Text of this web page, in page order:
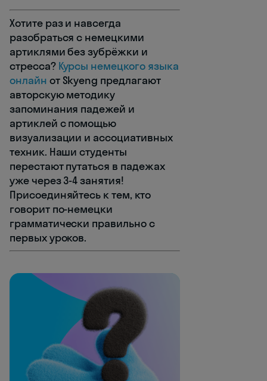
Хотите раз и навсегда
разобраться с немецкими
артиклями без зубрёжки и
стресса? Курсы немецкого языка
онлайн от Skyeng предлагают
авторскую методику
запоминания падежей и
артиклей с помощью
визуализации и ассоциативных
техник. Наши студенты
перестают путаться в падежах
уже через 3-4 занятия!
Присоединяйтесь к тем, кто
говорит по-немецки
грамматически правильно с
первых уроков.